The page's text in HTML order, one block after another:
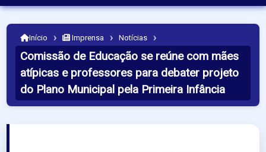
Início › Imprensa › Notícias ›
Comissão de Educação se reúne com mães
atípicas e professores para debater projeto
do Plano Municipal pela Primeira Infância